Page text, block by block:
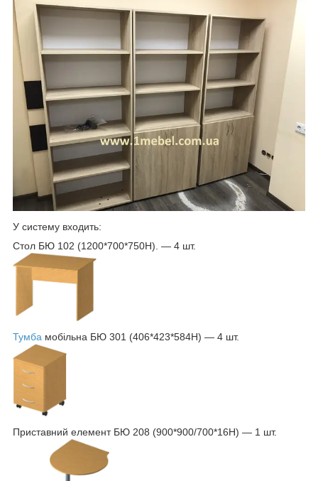
У систему входить:
Стол БЮ 102 (1200*700*750Н). — 4 шт.
Тумба мобільна БЮ 301 (406*423*584Н) — 4 шт.
Приставний елемент БЮ 208 (900*900/700*16Н) — 1 шт.